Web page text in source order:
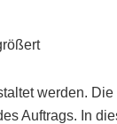
werden.
Auftrags. In